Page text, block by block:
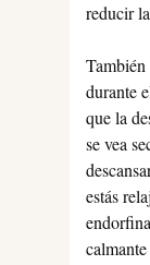
reducir
También
durante
que la
se vea
estás